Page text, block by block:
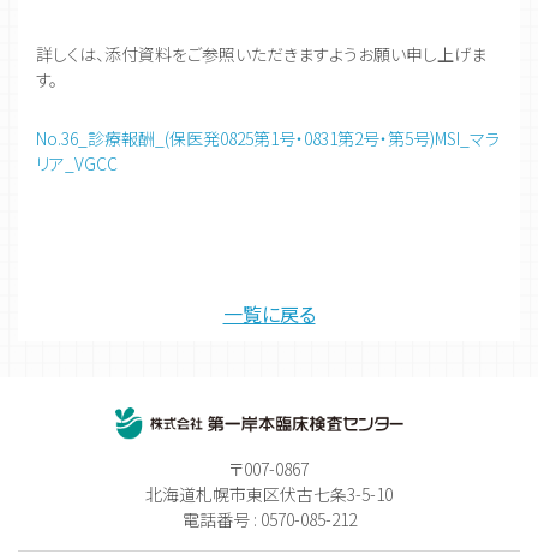
詳しくは、添付資料をご参照いただきますようお願い申し上げま
す。
No.36_診療報酬_(保医発0825第1号・0831第2号・第5号)MSI_マラ
リア_VGCC
一覧に戻る
〒007-0867
北海道札幌市東区伏古七条3-5-10
電話番号 : 0570-085-212